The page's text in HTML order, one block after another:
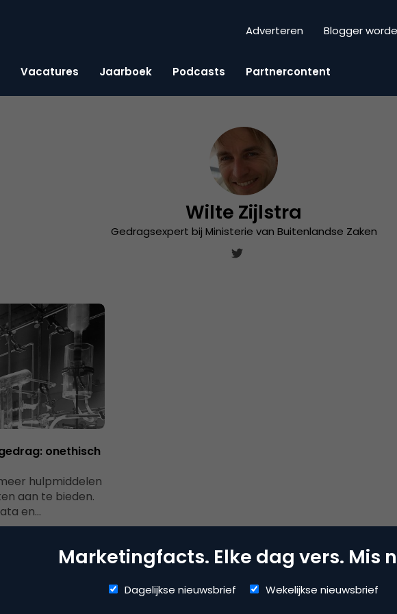
Adverteren Blogger
Vacatures Jaarboek Podcasts Partnercontent
Wilte Zijlstra
Gedragsexpert bij Ministerie van Buitenlandse Zaken
onethisch
hulpmiddelen
aan te bieden.
en…
Marketingfacts. Elke dag vers. Mis
Dagelijkse nieuwsbrief Wekelijkse nieuwsbrief